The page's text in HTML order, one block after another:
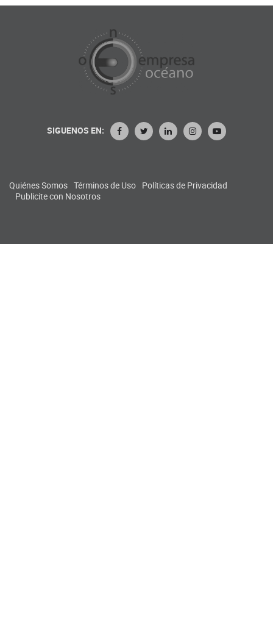
SIGUENOS EN:
Quiénes Somos Términos de Uso Políticas de Privacidad
Publicite con Nosotros